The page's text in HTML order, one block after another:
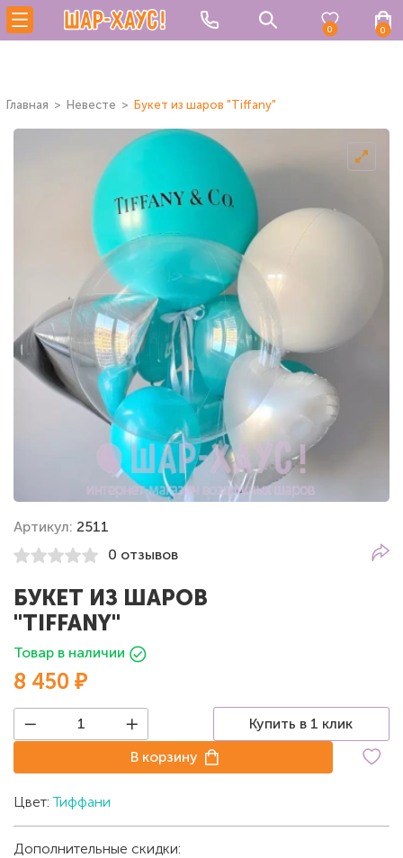
0 0
Главная Невесте Букет из шаров "Tiffany"
Артикул: 2511
0 отзывов
БУКЕТ ИЗ ШАРОВ
"TIFFANY"
Товар в наличии
8 450 ₽
Купить в 1 клик
В корзину
Цвет:Тиффани
Дополнительные скидки: